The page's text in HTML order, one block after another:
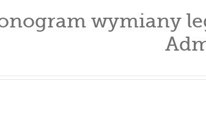
wymiany